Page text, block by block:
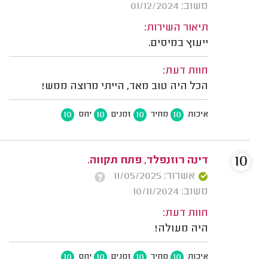
משוב: 01/12/2024
תיאור השירות:
ייעוץ במיסים.
חוות דעת:
הכל היה טוב מאד, הייתי מרוצה ממש!
איכות 10 מחיר 10 זמנים 10 יחס 10
דינה רוזנפלד, פתח תקווה.
אשרור: 11/05/2025
משוב: 10/11/2024
חוות דעת:
היה מעולה!
10